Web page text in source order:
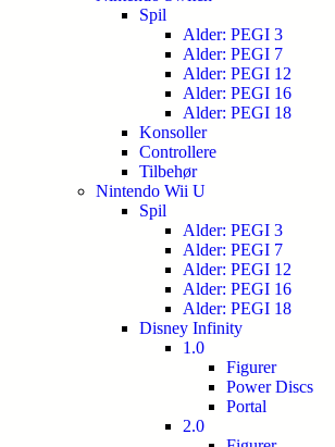
Spil
Alder: PEGI 3
Alder: PEGI 7
Alder: PEGI 12
Alder: PEGI 16
Alder: PEGI 18
Konsoller
Controllere
Tilbehør
Nintendo Wii U
Spil
Alder: PEGI 3
Alder: PEGI 7
Alder: PEGI 12
Alder: PEGI 16
Alder: PEGI 18
Disney Infinity
1.0
Figurer
Power Discs
Portal
2.0